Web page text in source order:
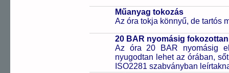
Műanyag tokozás
Az óra tokja könnyű, de tartós
20 BAR nyomásig
Az óra 20 BAR nyomásig
nyugodtan lehet az órában,
ISO2281 szabványban